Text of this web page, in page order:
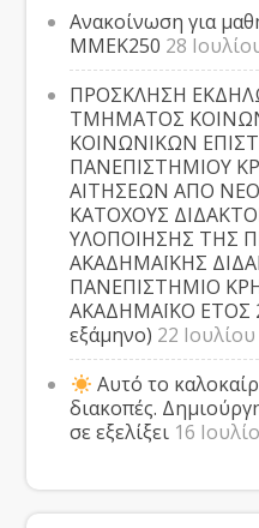
Ανακοίνωση για
ΜΜΕΚ250 28
ΠΡΟΣΚΛΗΣΗ
ΤΜΗΜΑΤΟΣ
ΚΟΙΝΩΝΙΚΩΝ
ΠΑΝΕΠΙΣΤΗΜΙΟΥ
ΑΙΤΗΣΕΩΝ ΑΠΟ
ΚΑΤΟΧΟΥΣ
ΥΛΟΠΟΙΗΣΗΣ ΤΗΣ
ΑΚΑΔΗΜΑΪΚΗΣ
ΠΑΝΕΠΙΣΤΗΜΙΟ
ΑΚΑΔΗΜΑΪΚΟ ΕΤΟΣ
εξάμηνο) 22
Αυτό το
διακοπές.
σε εξελίξει 16